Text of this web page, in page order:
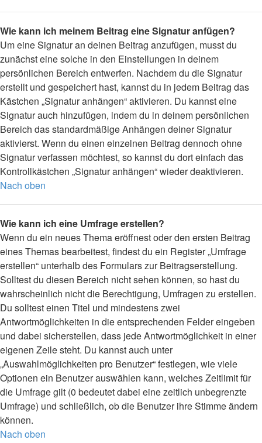
Wie kann ich meinem Beitrag eine Signatur anfügen?
Um eine Signatur an deinen Beitrag anzufügen, musst du
zunächst eine solche in den Einstellungen in deinem
persönlichen Bereich entwerfen. Nachdem du die Signatur
erstellt und gespeichert hast, kannst du in jedem Beitrag das
Kästchen „Signatur anhängen“ aktivieren. Du kannst eine
Signatur auch hinzufügen, indem du in deinem persönlichen
Bereich das standardmäßige Anhängen deiner Signatur
aktivierst. Wenn du einen einzelnen Beitrag dennoch ohne
Signatur verfassen möchtest, so kannst du dort einfach das
Kontrollkästchen „Signatur anhängen“ wieder deaktivieren.
Nach oben
Wie kann ich eine Umfrage erstellen?
Wenn du ein neues Thema eröffnest oder den ersten Beitrag
eines Themas bearbeitest, findest du ein Register „Umfrage
erstellen“ unterhalb des Formulars zur Beitragserstellung.
Solltest du diesen Bereich nicht sehen können, so hast du
wahrscheinlich nicht die Berechtigung, Umfragen zu erstellen.
Du solltest einen Titel und mindestens zwei
Antwortmöglichkeiten in die entsprechenden Felder eingeben
und dabei sicherstellen, dass jede Antwortmöglichkeit in einer
eigenen Zeile steht. Du kannst auch unter
„Auswahlmöglichkeiten pro Benutzer“ festlegen, wie viele
Optionen ein Benutzer auswählen kann, welches Zeitlimit für
die Umfrage gilt (0 bedeutet dabei eine zeitlich unbegrenzte
Umfrage) und schließlich, ob die Benutzer ihre Stimme ändern
können.
Nach oben